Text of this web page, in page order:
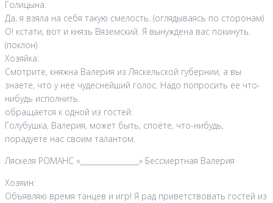
Голицына.
Да, я взяла на себя такую смелость. (оглядываясь по сторонам)
О! кстати, вот и князь Вяземский. Я вынуждена вас покинуть.
(поклон)
Хозяйка:
Смотрите, княжна Валерия из Ляскельской губернии, а вы
знаете, что у нее чудеснейший голос. Надо попросить ее что-
нибудь исполнить.
обращается к одной из гостей:
Голубушка, Валерия, может быть, споёте, что-нибудь,
порадуете нас своим талантом.
Ляскеля РОМАНС «________________» Бессмертная Валерия
Хозяин:
Объявляю время танцев и игр! Я рад приветствовать гостей из